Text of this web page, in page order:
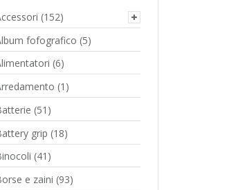
(152)
fofografico (5)
(6)
(1)
(51)
grip (18)
(41)
e zaini (93)